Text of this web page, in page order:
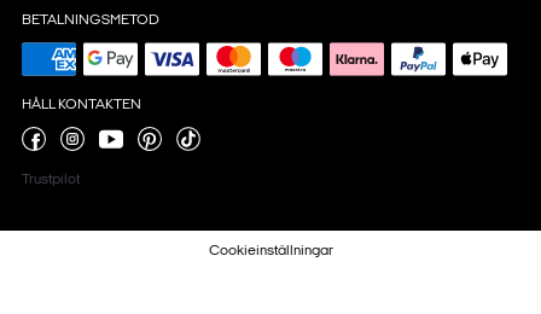
BETALNINGSMETOD
HÅLL KONTAKTEN
Trustpilot
Cookieinställningar